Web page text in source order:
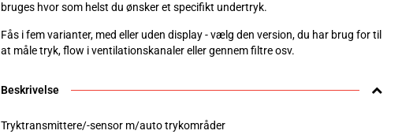
bruges hvor som helst du ønsker et specifikt undertryk.
Fås i fem varianter, med eller uden display - vælg den version, du har brug for til
at måle tryk, flow i ventilationskanaler eller gennem filtre osv.
Beskrivelse
Tryktransmittere/-sensor m/auto trykområder